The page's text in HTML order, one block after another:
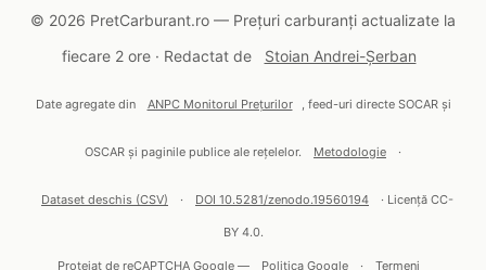
© 2026 PretCarburant.ro — Prețuri carburanți actualizate la
fiecare 2 ore · Redactat de
Stoian Andrei-Șerban
Date agregate din ANPC Monitorul Prețurilor , feed-uri directe SOCAR și
OSCAR și paginile publice ale rețelelor. Metodologie ·
Dataset deschis (CSV) · DOI 10.5281/zenodo.19560194 · Licență CC-
BY 4.0.
Protejat de reCAPTCHA Google — Politica Google · Termeni